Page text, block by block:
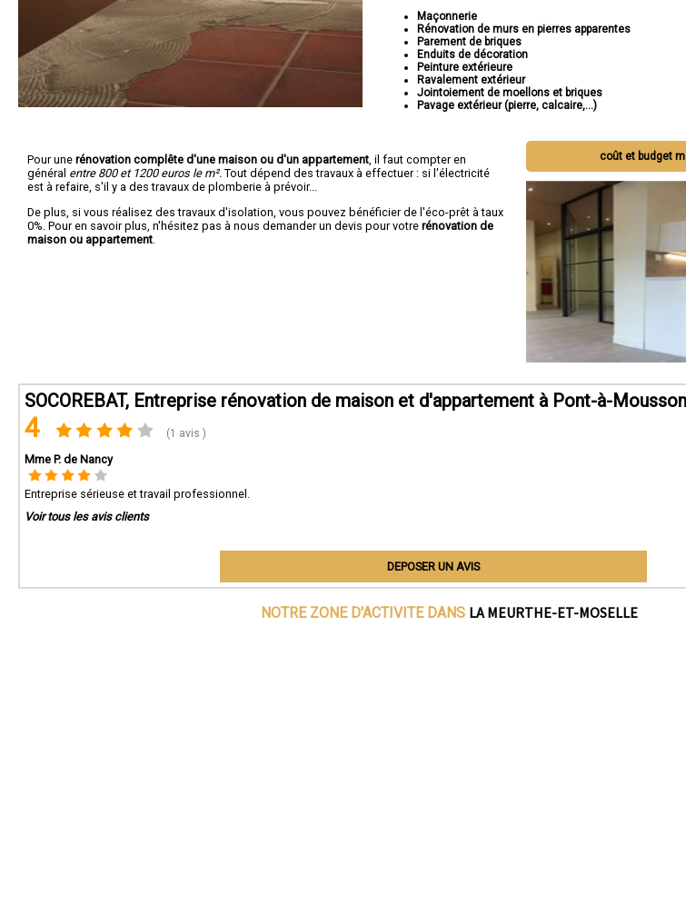
Maçonnerie
Rénovation de murs en pierres apparentes
Parement de briques
Enduits de décoration
Peinture extérieure
Ravalement extérieur
Jointoiement de moellons et briques
Pavage extérieur (pierre, calcaire,...)
coût et budget
Pour une rénovation complête d'une maison ou d'un appartement , il faut compter en
général entre 800 et 1200 euros le m². Tout dépend des travaux à effectuer : si l'électricité
est à refaire, s'il y a des travaux de plomberie à prévoir...
De plus, si vous réalisez des travaux d'isolation, vous pouvez bénéficier de l'éco-prêt à taux
0%. Pour en savoir plus, n'hésitez pas à nous demander un devis pour votre rénovation de
maison ou appartement
SOCOREBAT, Entreprise rénovation de maison et d'appartement à Pont-à-Mousson
4 (1 avis )
Mme P. de Nancy
Entreprise sérieuse et travail professionnel.
Voir tous les avis clients
DEPOSER UN AVIS
NOTRE ZONE D'ACTIVITE DANS LA MEURTHE-ET-MOSELLE